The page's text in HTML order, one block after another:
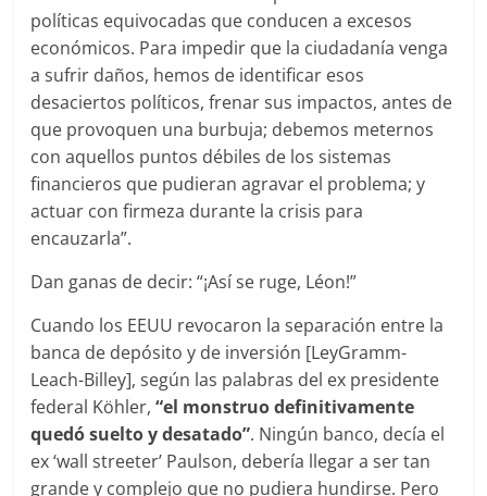
políticas equivocadas que conducen a excesos
económicos. Para impedir que la ciudadanía venga
a sufrir daños, hemos de identificar esos
desaciertos políticos, frenar sus impactos, antes de
que provoquen una burbuja; debemos meternos
con aquellos puntos débiles de los sistemas
financieros que pudieran agravar el problema; y
actuar con firmeza durante la crisis para
encauzarla”.
Dan ganas de decir: “¡Así se ruge, Léon!”
Cuando los EEUU revocaron la separación entre la
banca de depósito y de inversión [LeyGramm-
Leach-Billey], según las palabras del ex presidente
federal Köhler,“el monstruo definitivamente
quedó suelto y desatado”. Ningún banco, decía el
ex ‘wall streeter’ Paulson, debería llegar a ser tan
grande y complejo que no pudiera hundirse. Pero